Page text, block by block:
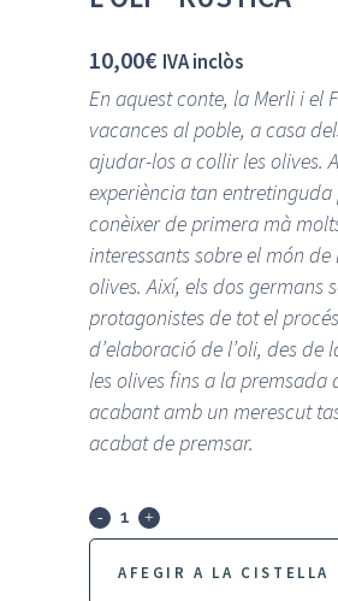
10,00€ IVA inclòs
En aquest conte, la Merli i el
vacances al poble, a casa
ajudar-los a collir les olives.
experiència tan
conèixer de primera mà
interessants sobre el món de
olives. Així, els dos germans
protagonistes de tot el procés
d’elaboració de l’oli, des de
les olives fins a la premsada
acabant amb un merescut
acabat de premsar.
L’oli
AFEGIR A LA CISTELLA